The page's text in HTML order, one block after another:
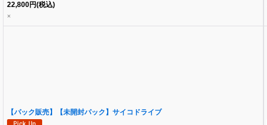
22,800円(税込)
×
【パック販売】【未開封パック】サイコドライブ